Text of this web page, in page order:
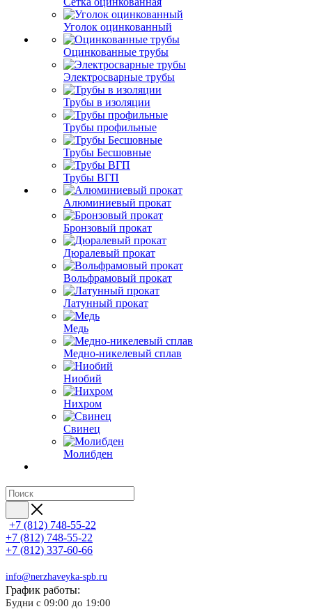
Уголок оцинкованный
Оцинкованные трубы
Электросварные трубы
Трубы в изоляции
Трубы профильные
Трубы Бесшовные
Трубы ВГП
Алюминиевый прокат
Бронзовый прокат
Дюралевый прокат
Вольфрамовый прокат
Латунный прокат
Медь
Медно-никелевый сплав
Ниобий
Нихром
Свинец
Молибден
+7 (812) 748-55-22
+7 (812) 748-55-22
+7 (812) 337-60-66
info@nerzhaveyka-spb.ru
График работы:
Будни с 09:00 до 19:00